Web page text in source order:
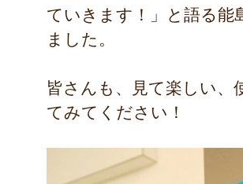
ていきます！」と語る
ました。
皆さんも、見て楽しい、
てみてください！